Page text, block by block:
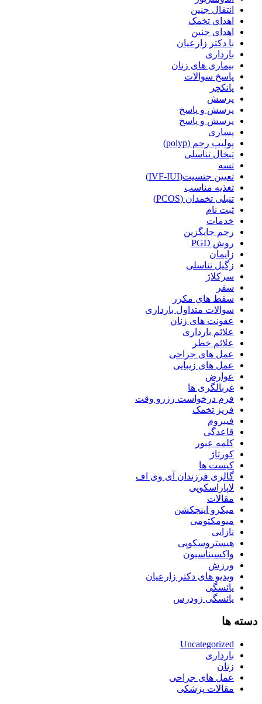
انتقال جنین
اهدای تخمک
اهدای جنین
با دکتر زارعیان
بارداری
بیماری های زنان
پاسخ سوالات
پانکچر
پرسش
پرسش و پاسخ
پرسش و پاسخ
پساری
پولیپ رحم (polyp)
تبخال تناسلی
تسه
تعیین جنسیت(IVF-IUI)
تغذیه مناسب
تنبلی تخمدان (PCOS)
ثبت نام
خدمات
رحم جایگزین
روش PGD
زایمان
زگیل تناسلی
سرکلاژ
سفر
سقط های مکرر
سوالات متداول بارداری
عفونت های زنان
علائم بارداری
علائم خطر
عمل های جراحی
عمل های زیبایی
عوارض
غربالگری ها
فرم درخواست رزرو وقت
فریز تخمک
فیبروم
قاعدگی
کلمه عبور
کورتاژ
کیست ها
گالری فرزندان آی وی اف
لاپاراسکوپی
مقالات
میکرو اینجکشن
میومکتومی
نازایی
هیستروسکوپی
واکسیناسیون
ورزش
ویدیو های دکتر زارعیان
یائسگی
یائسگی زودرس
دسته ها
Uncategorized
بارداری
زنان
عمل های جراحی
مقالات پزشکی